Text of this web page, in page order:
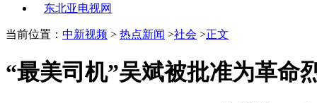
东北亚电视网
当前位置： 中新视频 > 热点新闻 >社会 >正文
“最美司机”吴斌被批准为革命